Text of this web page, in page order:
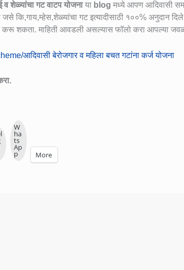
व शेळ्यांचा गट वाटप योजनाया blog मध्ये आपण आदिवासी
कि,गाय,म्हेस,शेळ्यांचा गट इत्यादीसाठी १००% अनुदान दिले
करू शकता. माहिती आवडली असल्यास फॉलो करा आपल्या
आदिवासी बेरोजगार व महिला बचत गटांना कर्ज योजना
W
ha
ts
Ap
p More